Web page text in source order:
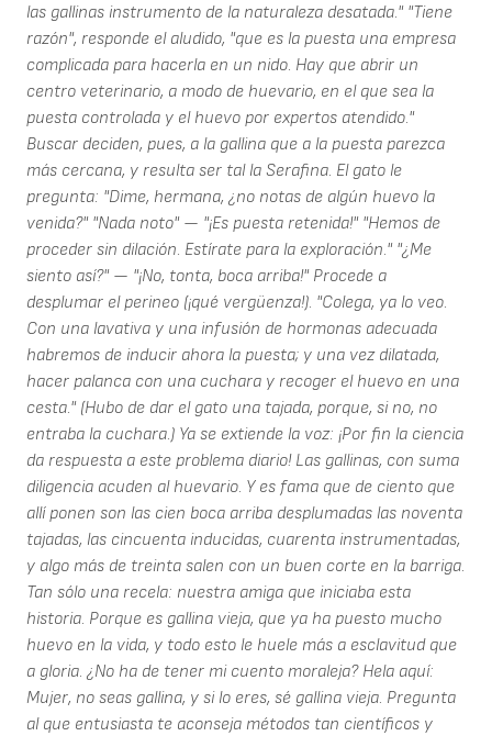
las gallinas instrumento de la naturaleza desatada." "Tiene
razón", responde el aludido, "que es la puesta una empresa
complicada para hacerla en un nido. Hay que abrir un
centro veterinario, a modo de huevario, en el que sea la
puesta controlada y el huevo por expertos atendido."
Buscar deciden, pues, a la gallina que a la puesta parezca
más cercana, y resulta ser tal la Serafina. El gato le
pregunta: "Dime, hermana, ¿no notas de algún huevo la
venida?" "Nada noto" — "¡Es puesta retenida!" "Hemos de
proceder sin dilación. Estírate para la exploración." "¿Me
siento así?" — "¡No, tonta, boca arriba!" Procede a
desplumar el perineo (¡qué vergüenza!). "Colega, ya lo veo.
Con una lavativa y una infusión de hormonas adecuada
habremos de inducir ahora la puesta; y una vez dilatada,
hacer palanca con una cuchara y recoger el huevo en una
cesta." (Hubo de dar el gato una tajada, porque, si no, no
entraba la cuchara.) Ya se extiende la voz: ¡Por fin la ciencia
da respuesta a este problema diario! Las gallinas, con suma
diligencia acuden al huevario. Y es fama que de ciento que
allí ponen son las cien boca arriba desplumadas las noventa
tajadas, las cincuenta inducidas, cuarenta instrumentadas,
y algo más de treinta salen con un buen corte en la barriga.
Tan sólo una recela: nuestra amiga que iniciaba esta
historia. Porque es gallina vieja, que ya ha puesto mucho
huevo en la vida, y todo esto le huele más a esclavitud que
a gloria. ¿No ha de tener mi cuento moraleja? Hela aquí:
Mujer, no seas gallina, y si lo eres, sé gallina vieja. Pregunta
al que entusiasta te aconseja métodos tan científicos y